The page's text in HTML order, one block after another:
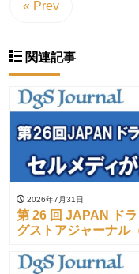
« Prev
関連記事
2026年7月31日
第 26 回 JAPAN ド
グストアジャーナル